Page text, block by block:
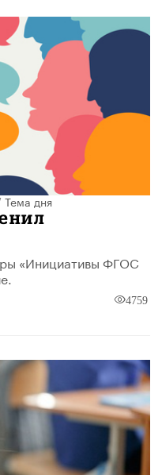
Тема дня
«Инициативы ФГОС
4759